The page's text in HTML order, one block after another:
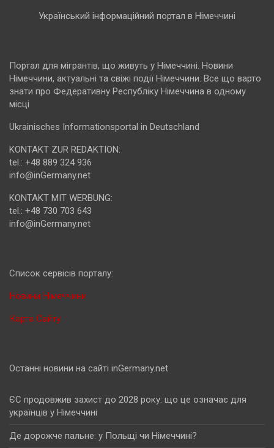
Український інформаційний портал в Німеччині
Портал для мігрантів, що живуть у Німеччині. Новини
Німеччини, актуальні та свіжі події Німеччини. Все що варто
знати про Федеративну Республіку Німеччина в одному
місці
Ukrainisches Informationsportal in Deutschland
KONTAKT ZUR REDAKTION:
tel.: +48 889 324 936
info@inGermany.net
KONTAKT MIT WERBUNG:
tel.: +48 730 703 643
info@inGermany.net
Cписок сервісів порталу:
Новини Німеччини
Карта Сайту
Останні новини на сайті inGermany.net
ЄС продовжив захист до 2028 року: що це означає для
українців у Німеччині
Де дорожче пальне: у Польщі чи Німеччині?